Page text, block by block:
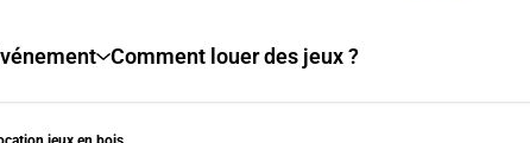
Comment louer des jeux ?